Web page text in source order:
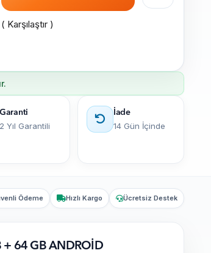
( Karşılaştır )
Garanti
2 Yıl Garantili
İade
14 Gün İçinde
Ödeme Hızlı Kargo Ücretsiz Destek
+ 64 GB ANDROİD